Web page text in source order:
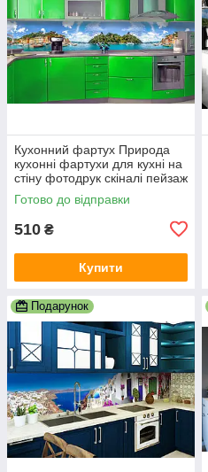
Кухонний фартух Природа
кухонні фартухи для кухні на
стіну фотодрук скіналі пейзаж
600х2000 мм
Готово до відправки
510 ₴
Купити
Подарунок